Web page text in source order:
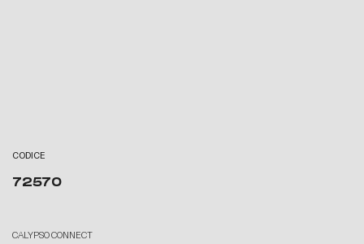
CODICE
72570
CALYPSO CONNECT